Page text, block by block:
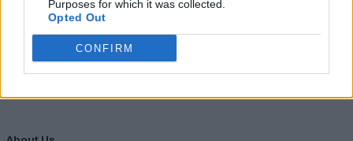
Purposes for which it was collected.
Opted Out
CONFIRM
Προστασίας, του ESG, του Green Business και των ΟΤΑ
Email
Συμφωνώ με την Πολιτική Δεδομένων